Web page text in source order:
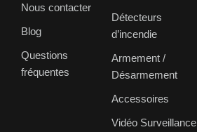
Nous contacter
Blog
Questions
fréquentes
Détecteurs
d’incendie
Armement /
Désarmement
Accessoires
Vidéo Surveillance